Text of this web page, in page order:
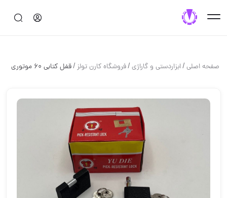
صفحه اصلی/ابزاردستی و گاراژی/فروشگاه کارن تولز/قفل کتابی ۶۰ موتوری